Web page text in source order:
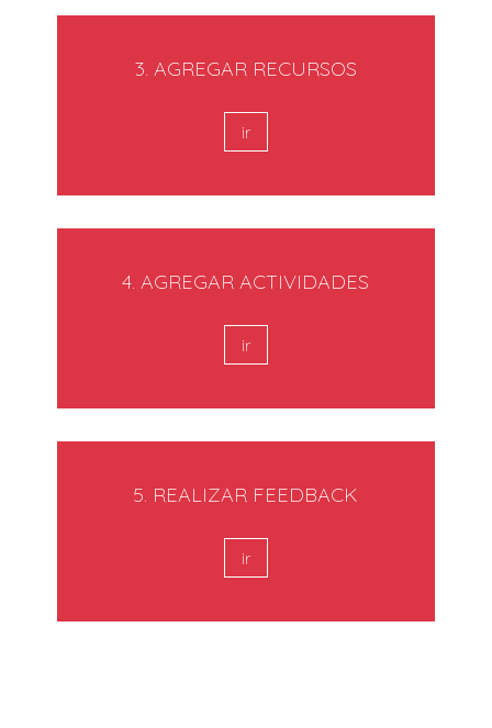
3. AGREGAR RECURSOS
ir
4. AGREGAR ACTIVIDADES
ir
5. REALIZAR FEEDBACK
ir